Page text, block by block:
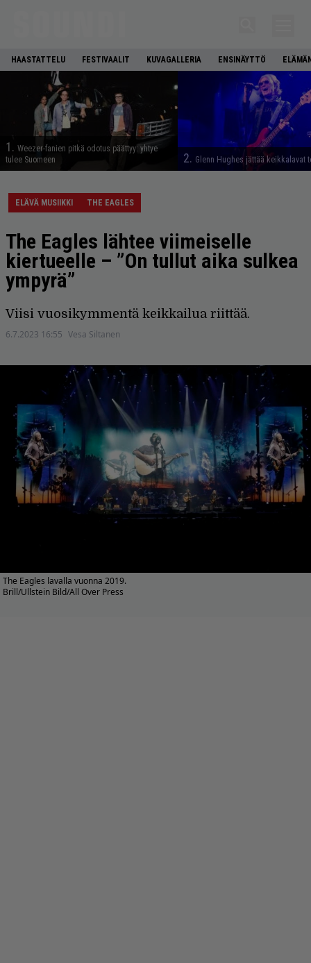
HAASTATTELU FESTIVAALIT KUVAGALLERIA ENSINÄYTTÖ
1. Weezer-fanien pitkä odotus päättyy: yhtye
tulee Suomeen
2. Glenn Hughes jättää keikkalavat
ELÄVÄ MUSIIKKI THE EAGLES
The Eagles lähtee viimeiselle
kiertueelle – ”On tullut aika sulkea
ympyrä”
Viisi vuosikymmentä keikkailua riittää.
6.7.2023 16:55 Vesa Siltanen
The Eagles lavalla vuonna 2019.
Brill/Ullstein Bild/All Over Press